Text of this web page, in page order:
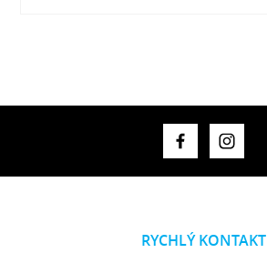
RYCHLÝ KONTAKT